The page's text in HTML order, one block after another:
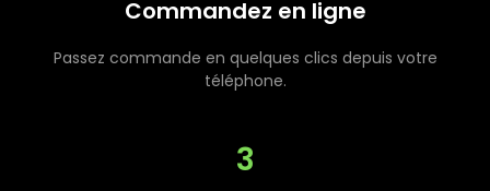
Commandez en ligne
Passez commande en quelques clics depuis votre
téléphone.
3